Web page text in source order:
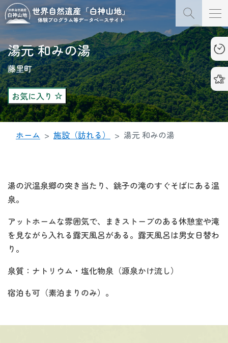
湯元 和みの湯
藤里町
お気に入り
ホーム 施設（訪れる） 湯元 和みの湯
湯の沢温泉郷の突き当たり、銚子の滝のすぐそばにある温
泉。
アットホームな雰囲気で、まきストーブのある休憩室や滝
を見ながら入れる露天風呂がある。露天風呂は男女日替わ
り。
泉質：ナトリウム・塩化物泉（源泉かけ流し）
宿泊も可（素泊まりのみ）。